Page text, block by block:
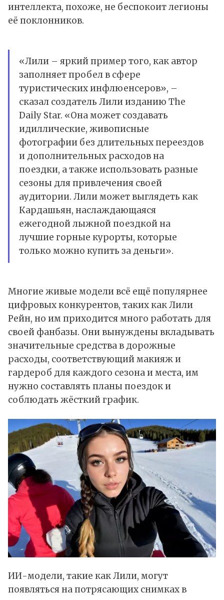
интеллекта, похоже, не беспокоит легионы
её поклонников.
«Лили – яркий пример того, как автор
заполняет пробел в сфере
туристических инфлюенсеров», –
сказал создатель Лили изданию The
Daily Star. «Она может создавать
идиллические, живописные
фотографии без длительных переездов
и дополнительных расходов на
поездки, а также использовать разные
сезоны для привлечения своей
аудитории. Лили может выглядеть как
Кардашьян, наслаждающаяся
ежегодной лыжной поездкой на
лучшие горные курорты, которые
только можно купить за деньги».
Многие живые модели всё ещё популярнее
цифровых конкурентов, таких как Лили
Рейн, но им приходится много работать для
своей фанбазы. Они вынуждены вкладывать
значительные средства в дорожные
расходы, соответствующий макияж и
гардероб для каждого сезона и места, им
нужно составлять планы поездок и
соблюдать жёсткий график.
ИИ-модели, такие как Лили, могут
появляться на потрясающих снимках в